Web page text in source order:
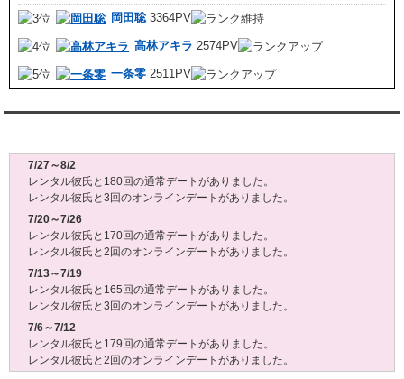
岡田聡3364PV
高林アキラ 2574PV
一条零 2511PV
7/27～8/2
レンタル彼氏と180回の通常デートがありました。
レンタル彼氏と3回のオンラインデートがありました。
7/20～7/26
レンタル彼氏と170回の通常デートがありました。
レンタル彼氏と2回のオンラインデートがありました。
7/13～7/19
レンタル彼氏と165回の通常デートがありました。
レンタル彼氏と3回のオンラインデートがありました。
7/6～7/12
レンタル彼氏と179回の通常デートがありました。
レンタル彼氏と2回のオンラインデートがありました。